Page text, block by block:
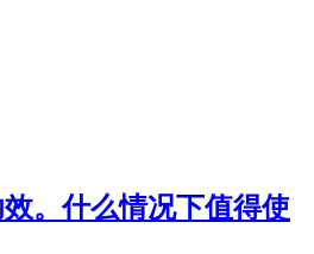
。什么情况下值得使